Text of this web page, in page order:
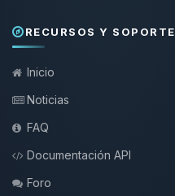
RECURSOS Y SOPORTE
Inicio
Noticias
FAQ
Documentación API
Foro